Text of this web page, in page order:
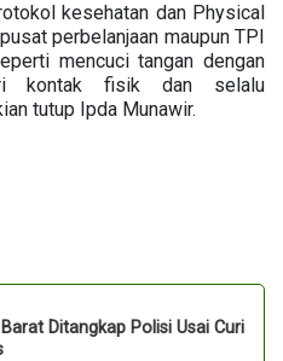
kesehatan dan Physical
perbelanjaan maupun TPI
mencuci tangan dengan
kontak fisik dan selalu
tutup Ipda Munawir.
Ditangkap Polisi Usai Curi